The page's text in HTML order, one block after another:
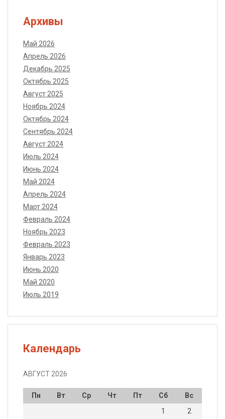
Архивы
Май 2026
Апрель 2026
Декабрь 2025
Октябрь 2025
Август 2025
Ноябрь 2024
Октябрь 2024
Сентябрь 2024
Август 2024
Июль 2024
Июнь 2024
Май 2024
Апрель 2024
Март 2024
Февраль 2024
Ноябрь 2023
Февраль 2023
Январь 2023
Июнь 2020
Май 2020
Июль 2019
Календарь
АВГУСТ 2026
Пн Вт Ср Чт Пт Сб
Вс
1
2